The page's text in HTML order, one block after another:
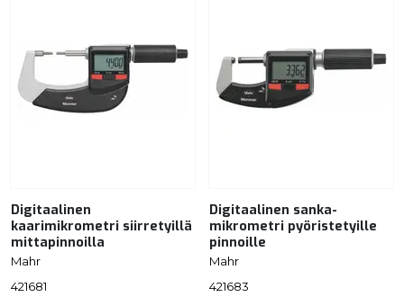
Digitaalinen
kaarimikrometri siirretyillä
mittapinnoilla
Mahr
421681
Digitaalinen sanka-
mikrometri pyöristetyille
pinnoille
Mahr
421683